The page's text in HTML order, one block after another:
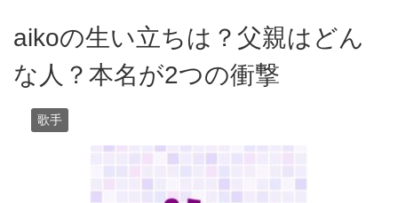
aikoの生い立ちは？父親はどん
な人？本名が2つの衝撃
歌手